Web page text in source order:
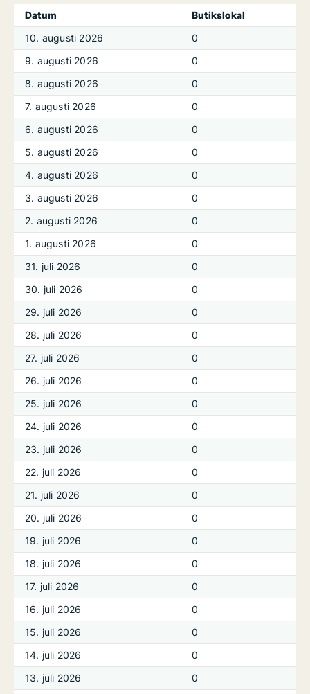
Datum
Butikslokal
10. augusti 2026
0
9. augusti 2026
0
8. augusti 2026
0
7. augusti 2026
0
6. augusti 2026
0
5. augusti 2026
0
4. augusti 2026
0
3. augusti 2026
0
2. augusti 2026
0
1. augusti 2026
0
31. juli 2026
0
30. juli 2026
0
29. juli 2026
0
28. juli 2026
0
27. juli 2026
0
26. juli 2026
0
25. juli 2026
0
24. juli 2026
0
23. juli 2026
0
22. juli 2026
0
21. juli 2026
0
20. juli 2026
0
19. juli 2026
0
18. juli 2026
0
17. juli 2026
0
16. juli 2026
0
15. juli 2026
0
14. juli 2026
0
13. juli 2026
0